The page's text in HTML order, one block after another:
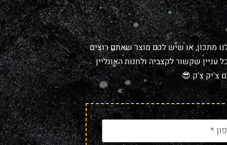
מתכון, או שיש לכם מוצר שאתם רוצים
שקשור לקצביה ולחנות האונליין
צ'יק צ'ק 😎